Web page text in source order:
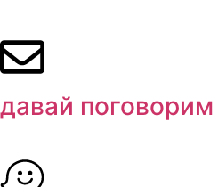
давай поговорим